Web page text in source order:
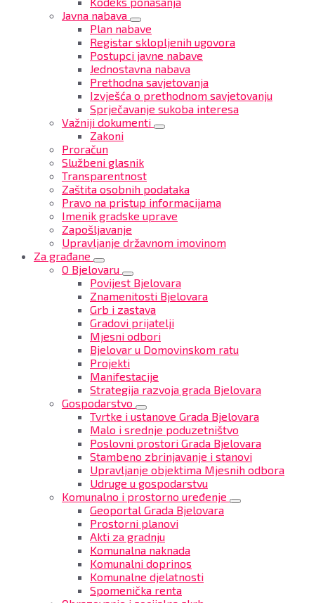
Javna nabava
Plan nabave
Registar sklopljenih ugovora
Postupci javne nabave
Jednostavna nabava
Prethodna savjetovanja
Izvješća o prethodnom savjetovanju
Sprječavanje sukoba interesa
Važniji dokumenti
Zakoni
Proračun
Službeni glasnik
Transparentnost
Zaštita osobnih podataka
Pravo na pristup informacijama
Imenik gradske uprave
Zapošljavanje
Upravljanje državnom imovinom
Za građane
O Bjelovaru
Povijest Bjelovara
Znamenitosti Bjelovara
Grb i zastava
Gradovi prijatelji
Mjesni odbori
Bjelovar u Domovinskom ratu
Projekti
Manifestacije
Strategija razvoja grada Bjelovara
Gospodarstvo
Tvrtke i ustanove Grada Bjelovara
Malo i srednje poduzetništvo
Poslovni prostori Grada Bjelovara
Stambeno zbrinjavanje i stanovi
Upravljanje objektima Mjesnih odbora
Udruge u gospodarstvu
Komunalno i prostorno uređenje
Geoportal Grada Bjelovara
Prostorni planovi
Akti za gradnju
Komunalna naknada
Komunalni doprinos
Komunalne djelatnosti
Spomenička renta